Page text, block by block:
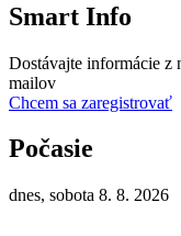
Smart Info
Dostávajte informácie z
mailov
Chcem sa zaregistrovať
Počasie
dnes, sobota 8. 8. 2026